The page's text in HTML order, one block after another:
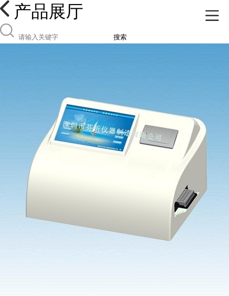
产品展厅
搜索